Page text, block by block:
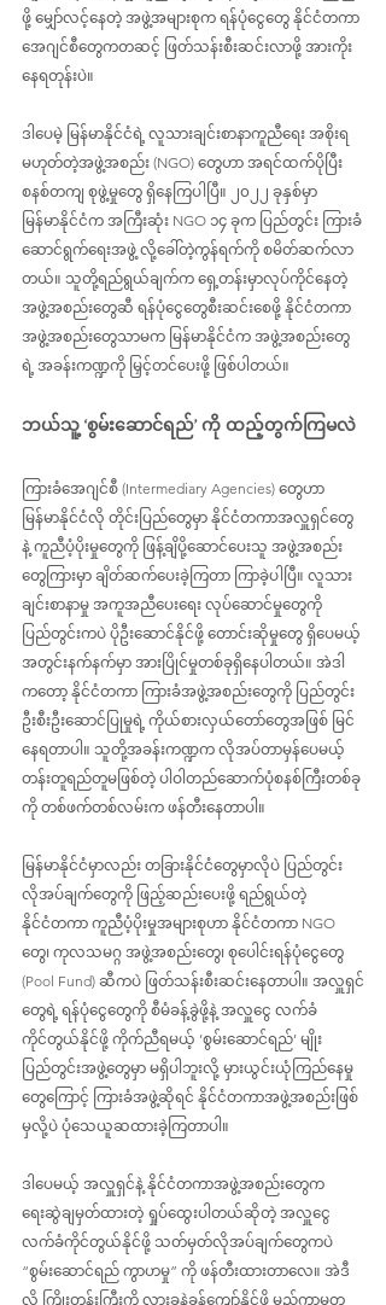
ဖို့ မျှော်လင့်‌နေတဲ့ အဖွဲ့အများစုက ရန်ပုံငွေတွေ နိုင်ငံတကာ
အေဂျင်စီတွေကတဆင့် ဖြတ်သန်းစီးဆင်းလာဖို့ အားကိုး
နေရတုန်းပဲ။
ဒါပေမဲ့ မြန်မာနိုင်ငံရဲ့ လူသားချင်းစာနာကူညီရေး အစိုးရ
မဟုတ်တဲ့အဖွဲ့အစည်း (NGO) တွေဟာ အရင်ထက်ပိုပြီး
စနစ်တကျ စုဖွဲ့မှုတွေ ရှိနေကြပါပြီ။ ၂၀၂၂ ခုနှစ်မှာ
မြန်မာနိုင်ငံက အကြီးဆုံး NGO ၁၄ ခုက ပြည်တွင်း ကြားခံ
ဆောင်ရွက်ရေးအဖွဲ့ လို့ခေါ်တဲ့ကွန်ရက်ကို စမိတ်ဆက်လာ
တယ်။ သူတို့ရည်ရွယ်ချက်က ‌ရှေ့တန်းမှာလုပ်ကိုင်နေတဲ့
အဖွဲ့အစည်းတွေဆီ ‌ရန်ပုံငွေတွေစီးဆင်းစေဖို့ နိုင်ငံတကာ
အဖွဲ့အစည်းတွေသာမက မြန်မာနိုင်ငံက အဖွဲ့အစည်းတွေ
ရဲ့ အခန်းကဏ္ဍကို မြှင့်တင်ပေးဖို့ ဖြစ်ပါတယ်။
ဘယ်သူ့ ‘စွမ်းဆောင်ရည်’ ကို ထည့်တွက်ကြမလဲ
ကြားခံအေဂျင်စီ (Intermediary Agencies) တွေဟာ
မြန်မာနိုင်ငံလို တိုင်းပြည်တွေမှာ နိုင်ငံတကာအလှူရှင်တွေ
နဲ့ ကူညီပံ့ပိုးမှုတွေကို ဖြန့်ချိပို့ဆောင်ပေးသူ အဖွဲ့အစည်း
တွေကြားမှာ ချိတ်ဆက်ပေးခဲ့ကြတာ ကြာခဲ့ပါပြီ။ လူသား
ချင်းစာနာမှု အကူအညီပေးရေး လုပ်ဆောင်မှုတွေကို
ပြည်တွင်းကပဲ ပိုဦးဆောင်နိုင်ဖို့ တောင်းဆိုမှုတွေ ရှိပေမယ့်
‌အတွင်းနက်နက်မှာ အားပြိုင်မှုတစ်ခုရှိနေပါတယ်။ အဲဒါ
ကတော့ နိုင်ငံတကာ ကြားခံအဖွဲ့အစည်းတွေကို ပြည်တွင်း
ဦးစီးဦးဆောင်ပြုမှုရဲ့ ကိုယ်စားလှယ်တော်တွေအဖြစ် မြင်
နေရတာပါ။ သူတို့အခန်းကဏ္ဍက လိုအပ်တာမှန်ပေမယ့်
တန်းတူရည်တူမဖြစ်တဲ့ ပါဝါတည်ဆောက်ပုံစနစ်ကြီးတစ်ခု
ကို တစ်ဖက်တစ်လမ်းက ဖန်တီးနေတာပါ။
မြန်မာနိုင်ငံမှာလည်း တခြားနိုင်ငံတွေမှာလိုပဲ ပြည်တွင်း
လိုအပ်ချက်တွေကို ဖြည့်ဆည်းပေးဖို့ ရည်ရွယ်တဲ့
နိုင်ငံတကာ ကူညီပံ့ပိုးမှုအများစုဟာ နိုင်ငံတကာ NGO
တွေ၊ ကုလသမဂ္ဂ အဖွဲ့အစည်းတွေ၊ စုပေါင်းရန်ပုံငွေတွေ
(Pool Fund) ဆီကပဲ ဖြတ်သန်းစီးဆင်းနေတာပါ။ အလှူရှင်
တွေရဲ့ ရန်ပုံငွေတွေကို စီမံခန့်ခွဲဖို့နဲ့ အလှူငွေ လက်ခံ
ကိုင်တွယ်နိုင်ဖို့ ကိုက်ညီရမယ့် ‘စွမ်းဆောင်ရည်’ မျိုး
ပြည်တွင်းအဖွဲ့တွေမှာ မရှိပါဘူးလို့ မှားယွင်းယုံကြည်နေမှု
တွေကြောင့် ကြားခံအဖွဲ့ဆိုရင် နိုင်ငံတကာအဖွဲ့အစည်းဖြစ်
မှလို့ပဲ ပုံသေယူဆထားခဲ့ကြတာပါ။
ဒါပေမယ့် အလှူရှင်နဲ့ နိုင်ငံတကာအဖွဲ့အစည်းတွေက
ရေးဆွဲချမှတ်ထားတဲ့ ရှုပ်ထွေးပါတယ်ဆိုတဲ့ အလှူငွေ
လက်ခံကိုင်တွယ်နိုင်ဖို့ သတ်မှတ်လိုအပ်ချက်တွေကပဲ
“စွမ်းဆောင်ရည် ကွာဟမှု” ကို ဖန်တီးထားတာလေ။ အဲဒီ
လို ကြိုးတန်းကြီးကို လွှားခနဲခုန်ကျော်နိုင်ဖို့ မည်ကာမတ္တ